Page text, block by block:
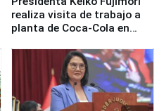
realiza visita de trabajo a
planta de Coca-Cola en